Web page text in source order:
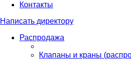
Контакты
Написать директору
Распродажа
Клапаны и краны